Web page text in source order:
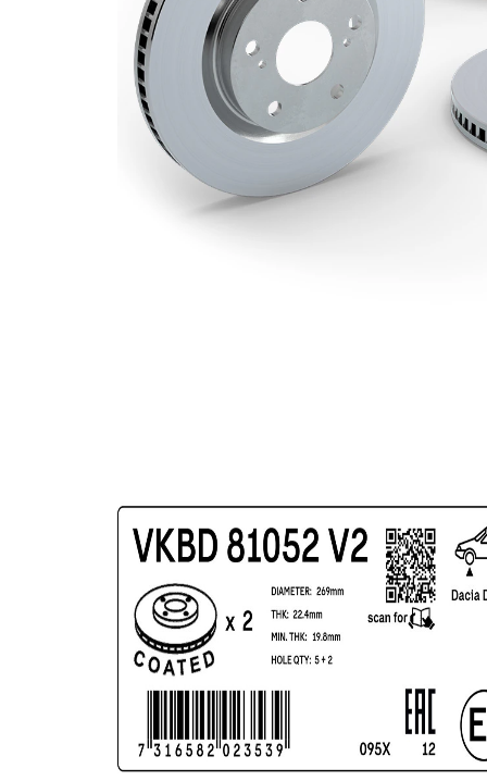
Numar
gauri
5
Diametru
de centrare
68 mm
Asezare
gauri Ø
114,3
mm
Suprafata
acoperit
protector)